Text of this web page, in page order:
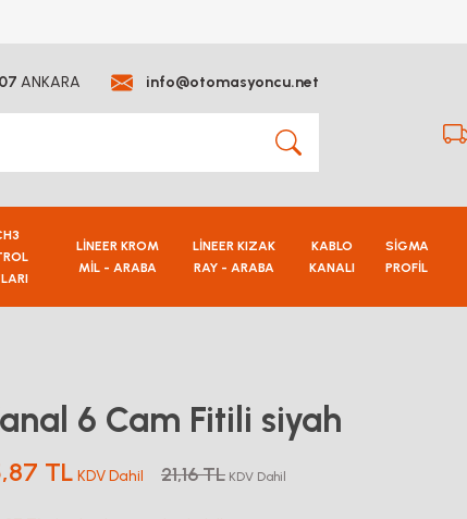
ANKARA info@otomasyoncu.net
LİNEER KROM
MİL - ARABA
LİNEER KIZAK
RAY - ARABA
KABLO
KANALI
SİGMA
PROFİL
6 Cam Fitili siyah
TL KDV Dahil 21,16 TL KDV Dahil